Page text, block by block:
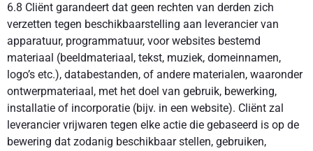
6.8 Cliënt garandeert dat geen rechten van derden zich
verzetten tegen beschikbaarstelling aan leverancier van
apparatuur, programmatuur, voor websites bestemd
materiaal (beeldmateriaal, tekst, muziek, domeinnamen,
logo’s etc.), databestanden, of andere materialen, waaronder
ontwerpmateriaal, met het doel van gebruik, bewerking,
installatie of incorporatie (bijv. in een website). Cliënt zal
leverancier vrijwaren tegen elke actie die gebaseerd is op de
bewering dat zodanig beschikbaar stellen, gebruiken,